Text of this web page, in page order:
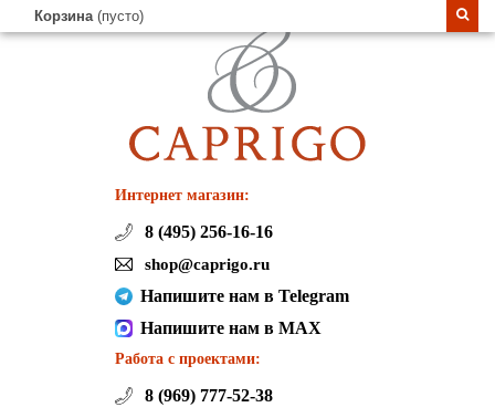
Корзина (пусто)
Интернет магазин:
8 (495) 256-16-16
shop@caprigo.ru
Напишите нам в Telegram
Напишите нам в MAX
Работа с проектами:
8 (969) 777-52-38